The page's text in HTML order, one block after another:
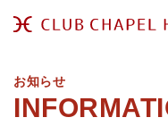
お知らせ